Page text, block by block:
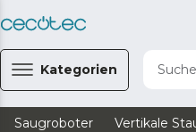
Kategorien
Saugroboter Vertikale